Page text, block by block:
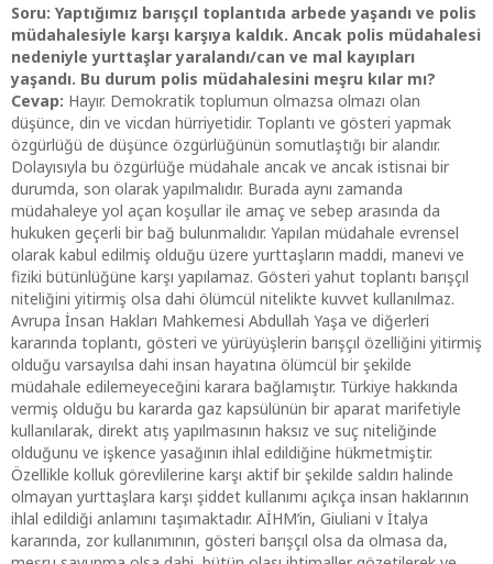
Soru: Yaptığımız barışçıl toplantıda arbede yaşandı ve polis
müdahalesiyle karşı karşıya kaldık. Ancak polis müdahalesi
nedeniyle yurttaşlar yaralandı/can ve mal kayıpları
yaşandı. Bu durum polis müdahalesini meşru kılar mı?
Cevap: Hayır. Demokratik toplumun olmazsa olmazı olan
düşünce, din ve vicdan hürriyetidir. Toplantı ve gösteri yapmak
özgürlüğü de düşünce özgürlüğünün somutlaştığı bir alandır.
Dolayısıyla bu özgürlüğe müdahale ancak ve ancak istisnai bir
durumda, son olarak yapılmalıdır. Burada aynı zamanda
müdahaleye yol açan koşullar ile amaç ve sebep arasında da
hukuken geçerli bir bağ bulunmalıdır. Yapılan müdahale evrensel
olarak kabul edilmiş olduğu üzere yurttaşların maddi, manevi ve
fiziki bütünlüğüne karşı yapılamaz. Gösteri yahut toplantı barışçıl
niteliğini yitirmiş olsa dahi ölümcül nitelikte kuvvet kullanılmaz.
Avrupa İnsan Hakları Mahkemesi Abdullah Yaşa ve diğerleri
kararında toplantı, gösteri ve yürüyüşlerin barışçıl özelliğini yitirmiş
olduğu varsayılsa dahi insan hayatına ölümcül bir şekilde
müdahale edilemeyeceğini karara bağlamıştır. Türkiye hakkında
vermiş olduğu bu kararda gaz kapsülünün bir aparat marifetiyle
kullanılarak, direkt atış yapılmasının haksız ve suç niteliğinde
olduğunu ve işkence yasağının ihlal edildiğine hükmetmiştir.
Özellikle kolluk görevlilerine karşı aktif bir şekilde saldırı halinde
olmayan yurttaşlara karşı şiddet kullanımı açıkça insan haklarının
ihlal edildiği anlamını taşımaktadır. AİHM’in, Giuliani v İtalya
kararında, zor kullanımının, gösteri barışçıl olsa da olmasa da,